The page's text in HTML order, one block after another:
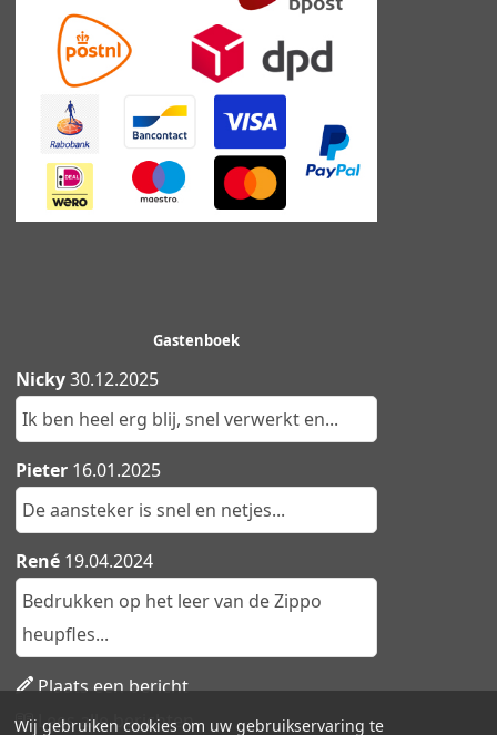
Gastenboek
Nicky30.12.2025
Ik ben heel erg blij, snel verwerkt en...
Pieter 16.01.2025
De aansteker is snel en netjes...
René 19.04.2024
Bedrukken op het leer van de Zippo
heupfles...
Plaats een bericht
Lees alle berichten
Wij gebruiken cookies om uw gebruikservaring te